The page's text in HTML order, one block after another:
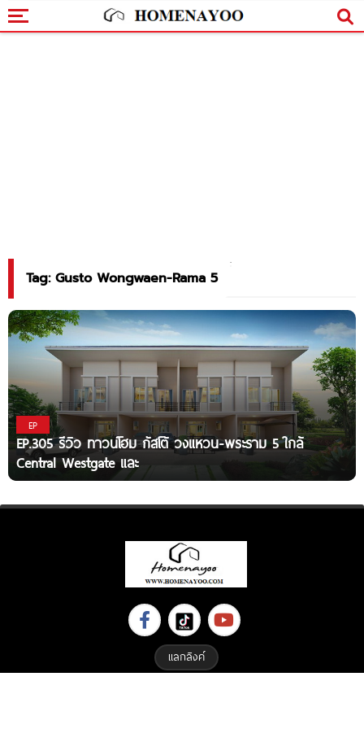
Tag: Gusto Wongwaen-Rama 5
EP
EP.305 รีวิว ทาวน์โฮม กัสโต้ วงแหวน-พระราม 5 ใกล้
Central Westgate และ
แลกลิงค์